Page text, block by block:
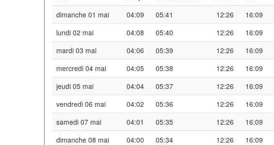
dimanche 01 mai
04:09 05:41 12:26 16:09
lundi 02 mai
04:08 05:40 12:26 16:09
mardi 03 mai
04:06 05:39 12:26 16:09
mercredi 04 mai
04:05 05:38 12:26 16:09
jeudi 05 mai
04:04 05:37 12:26 16:09
vendredi 06 mai
04:02 05:36 12:26 16:09
samedi 07 mai
04:01 05:35 12:26 16:09
dimanche 08 mai
04:00 05:34 12:26 16:09